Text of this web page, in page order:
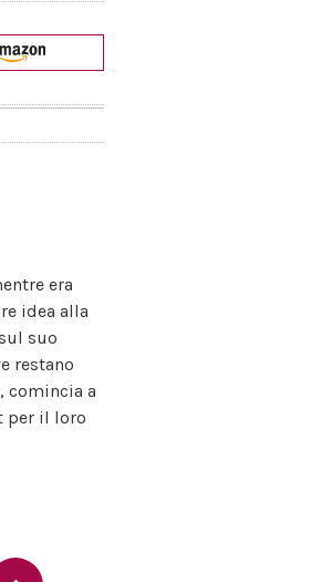
era
idea alla
suo
restano
comincia a
per il loro